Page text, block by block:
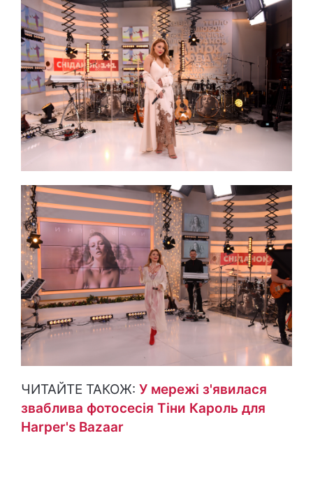
ЧИТАЙТЕ ТАКОЖ: У мережі з'явилася
зваблива фотосесія Тіни Кароль для
Harper's Bazaar